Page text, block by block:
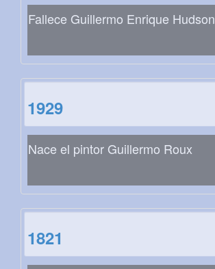
Fallece Guillermo Enrique Hudson
1929
Nace el pintor Guillermo Roux
1821